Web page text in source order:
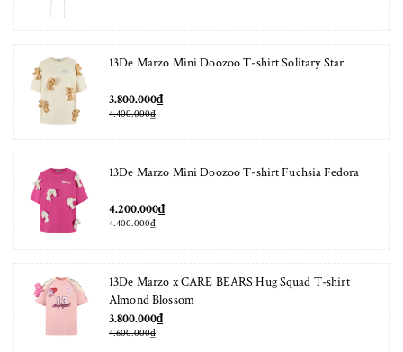
13De Marzo Mini Doozoo T-shirt Solitary Star
3.800.000₫
4.400.000₫
13De Marzo Mini Doozoo T-shirt Fuchsia Fedora
4.200.000₫
4.400.000₫
13De Marzo x CARE BEARS Hug Squad T-shirt
Almond Blossom
3.800.000₫
4.600.000₫